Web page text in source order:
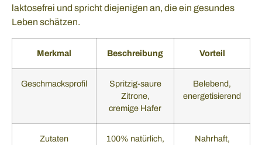
laktosefrei und spricht diejenigen an, die ein gesundes
Leben schätzen.
Merkmal Beschreibung Vorteil
Geschmacksprofil
Spritzig-saure
Zitrone,
cremige Hafer
Belebend,
energetisierend
Zutaten
100% natürlich,
Nahrhaft,